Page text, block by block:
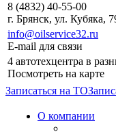
8 (4832) 40-55-00
г. Брянск, ул. Кубяка,
info@oilservice32.ru
E-mail для связи
4 автотехцентра в
Посмотреть на карте
Записаться на ТО
О компании